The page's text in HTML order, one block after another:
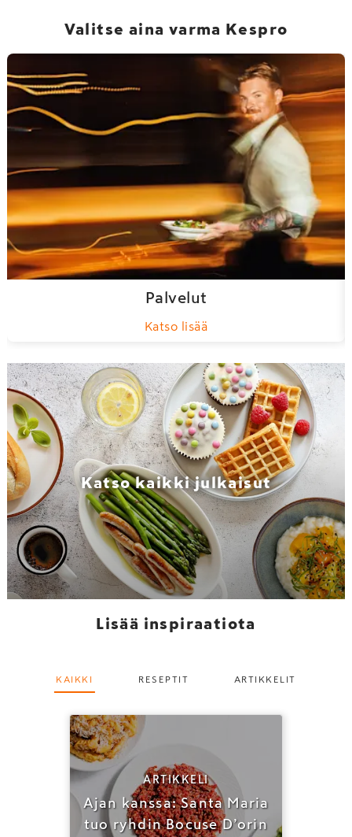
Valitse aina varma Kespro
Palvelut
Katso lisää
Katso kaikki julkaisut
Lisää inspiraatiota
KAIKKI RESEPTIT ARTIKKELIT
ARTIKKELI
Ajan kanssa: Santa Maria
tuo ryhdin Bocuse D’orin